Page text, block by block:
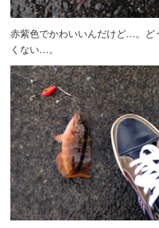
赤紫色でかわいいんだけど…。ど
くない…。